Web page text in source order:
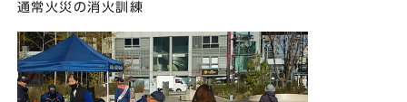
通常火災の消火訓練